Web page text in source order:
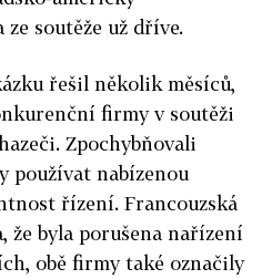
soutěže už dříve.
řešil několik měsíců,
firmy v soutěži
Zpochybňovali
používat nabízenou
řízení. Francouzská
že byla porušena nařízení
obě firmy také označily